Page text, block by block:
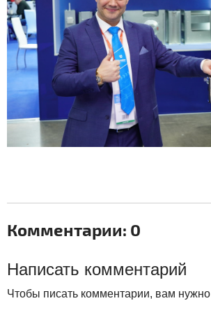
Комментарии: 0
Написать комментарий
Чтобы писать комментарии, вам нужно